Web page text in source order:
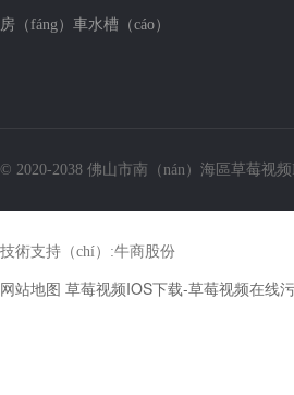
房（fáng）車水槽（cáo）
© 2020-2038 佛山市南（nán）海區草莓视
技術支持（chí）:牛商股份
网站地图 草莓视频IOS下载-草莓视频在线